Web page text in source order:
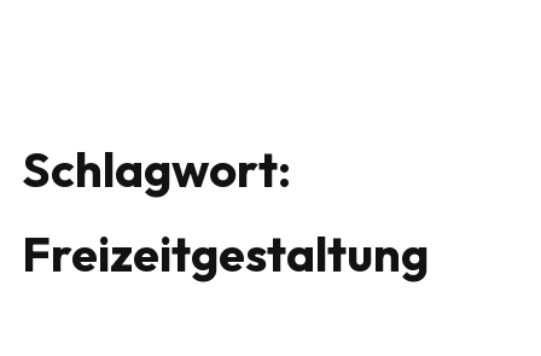
Schlagwort:
Freizeitgestaltung